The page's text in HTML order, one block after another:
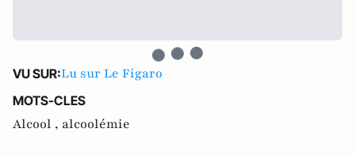
VU SUR:Lu sur Le Figaro
MOTS-CLES
Alcool , alcoolémie